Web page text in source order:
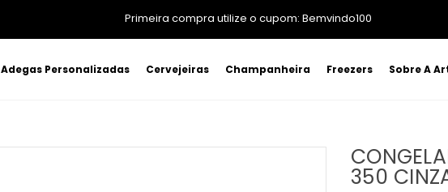
Primeira compra utilize o cupom: Bemvindo100
Adegas Personalizadas Cervejeiras Champanheira Freezers Sobre A
350